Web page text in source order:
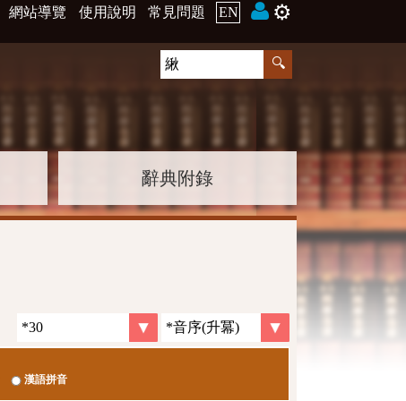
網站導覽 使用說明 常見問題 EN ⚙️
辭典附錄
漢語拼音